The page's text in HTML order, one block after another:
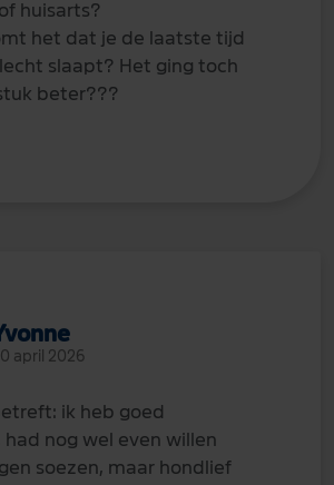
huisarts?
het dat je de laatste tijd
slaapt? Het ging toch
beter???
april 2026
ik heb goed
had nog wel even willen
soezen, maar hondlief